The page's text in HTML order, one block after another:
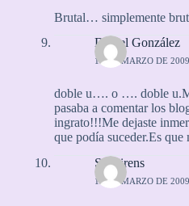
Brutal… simplemente
Daniel González
11 DE MARZO DE
doble u…. o …. doble
pasaba a comentar los
ingrato!!!Me dejaste
que podía suceder.Es que
SeaSirens
12 DE MARZO DE